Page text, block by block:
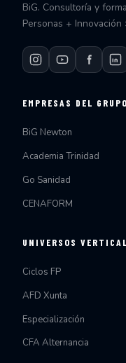
BiG. Consultoría y
Personas + Innovación
EMPRESAS DEL GRUPO
BiG Newton
Academia Trinidad
Go Sanidad
CENAFORM
UNIVERSOS
Ciclos FP
AFD Xunta
Especialización
CFA Alternancia